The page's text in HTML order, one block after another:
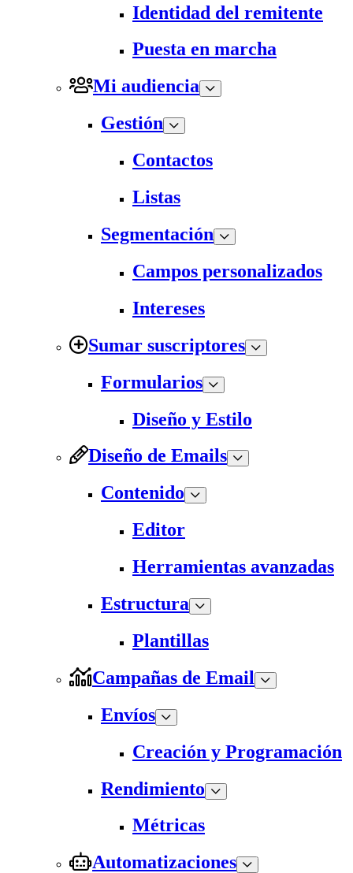
Identidad del remitente
Puesta en marcha
Mi audiencia
Gestión
Contactos
Listas
Segmentación
Campos personalizados
Intereses
Sumar suscriptores
Formularios
Diseño y Estilo
Diseño de Emails
Contenido
Editor
Herramientas avanzadas
Estructura
Plantillas
Campañas de Email
Envíos
Creación y Programación
Rendimiento
Métricas
Automatizaciones